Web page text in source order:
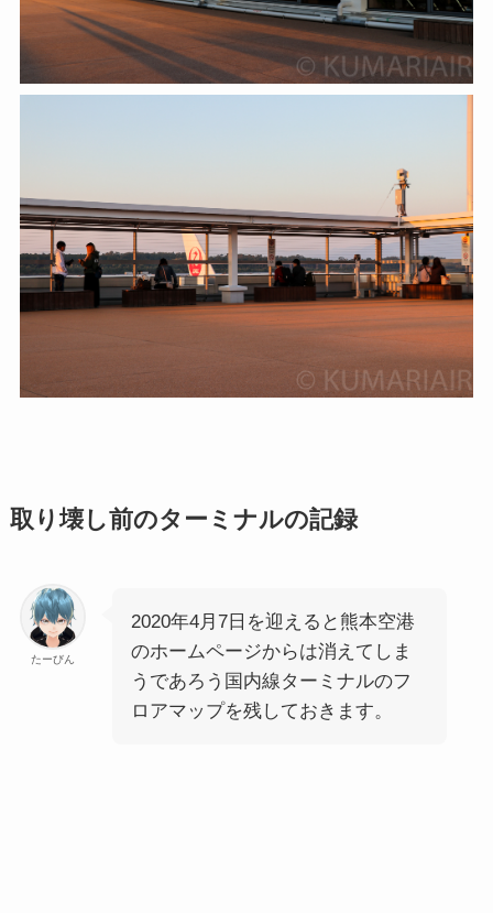
取り壊し前のターミナルの記録
たーびん
2020年4月7日を迎えると熊本空港
のホームページからは消えてしま
うであろう国内線ターミナルのフ
ロアマップを残しておきます。